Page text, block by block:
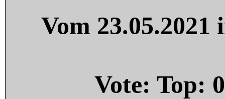
Vom
Vote: Top: 0